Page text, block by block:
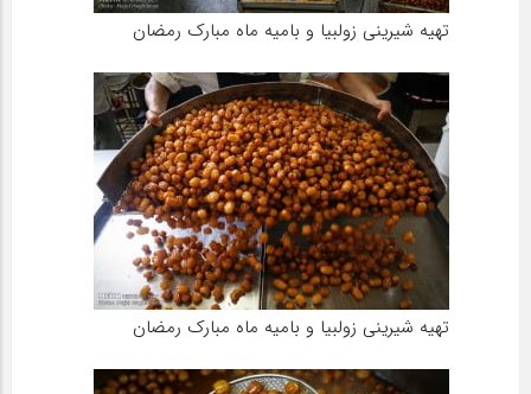
تهیه شیرینی زولبیا و بامیه ماه مبارک رمضان
تهیه شیرینی زولبیا و بامیه ماه مبارک رمضان